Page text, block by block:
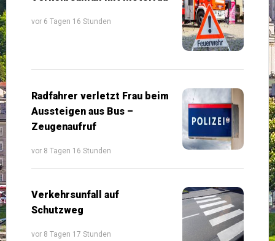
vor 6 Tagen 16 Stunden
Radfahrer verletzt Frau beim
Aussteigen aus Bus –
Zeugenaufruf
vor 8 Tagen 16 Stunden
Verkehrsunfall auf
Schutzweg
vor 8 Tagen 17 Stunden